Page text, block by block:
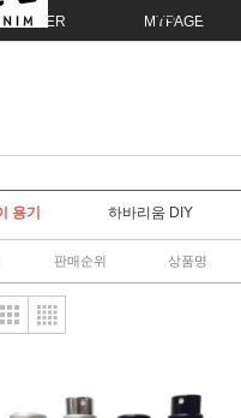
ORDER MYPAGE
용기 하바리움 DIY
판매순위 상품명